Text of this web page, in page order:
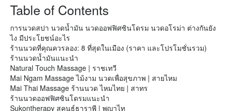
Table of Contents
การนวดสปา นวดนํ้ามัน นวดออฟฟิศซินโดรม นวดอโรม่า ต่างกันยัง
ไง มีประโยชน์อะไร
ร้านนวดที่คุณควรลอง: 8 ที่สุดในเมือง (ราคา และโปรโมชั่นรวม)
ร้านนวดนํ้ามันแนะนำ
Natural Touch Massage | ราชเทวี
Mai Ngam Massage ไม้งาม นวดเพื่อสุขภาพ | สายไหม
Mai Thai Massage ร้านนวด ไหมไทย | สาทร
ร้านนวดออฟฟิศซินโดรมแนะนำ
Sukontherapy สุคนธ์ธาราพี | พญาไท